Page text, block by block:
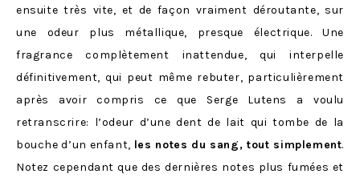
ensuite très vite, et de façon vraiment déroutante, sur
une odeur plus métallique, presque électrique. Une
fragrance complètement inattendue, qui interpelle
définitivement, qui peut même rebuter, particulièrement
après avoir compris ce que Serge Lutens a voulu
retranscrire: l’odeur d’une dent de lait qui tombe de la
bouche d’un enfant, les notes du sang, tout simplement.
Notez cependant que des dernières notes plus fumées et